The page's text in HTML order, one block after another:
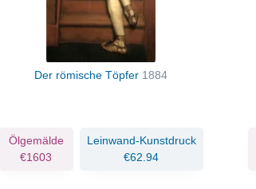
Der römische Töpfer 1884
Ölgemälde
€1603
Leinwand-Kunstdruck
€62.94